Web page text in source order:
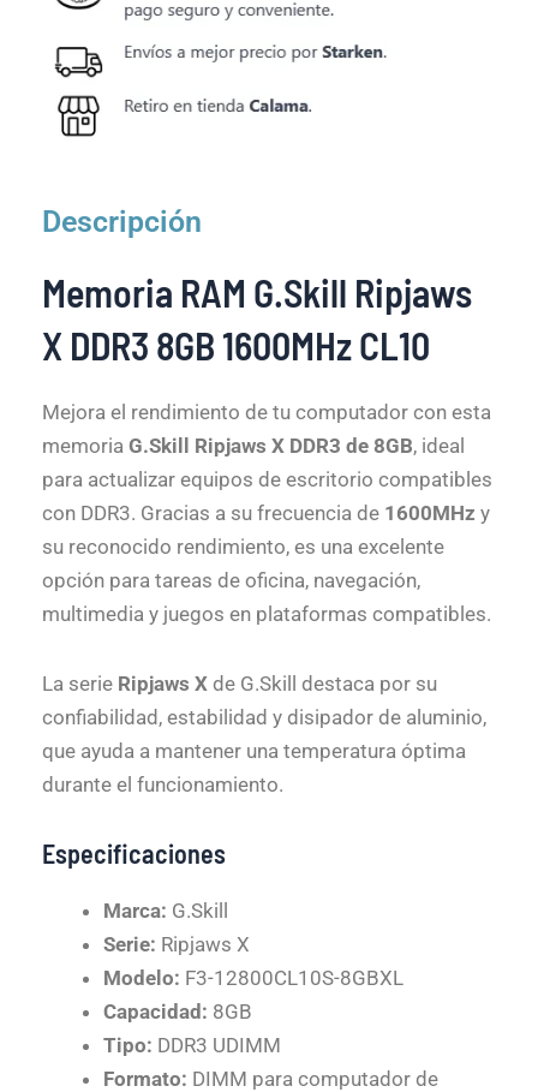
Descripción
Memoria RAM G.Skill Ripjaws
X DDR3 8GB 1600MHz CL10
Mejora el rendimiento de tu computador con esta
memoria G.Skill Ripjaws X DDR3 de 8GB, ideal
para actualizar equipos de escritorio compatibles
con DDR3. Gracias a su frecuencia de 1600MHz y
su reconocido rendimiento, es una excelente
opción para tareas de oficina, navegación,
multimedia y juegos en plataformas compatibles.
La serie Ripjaws X de G.Skill destaca por su
confiabilidad, estabilidad y disipador de aluminio,
que ayuda a mantener una temperatura óptima
durante el funcionamiento.
Especificaciones
Marca: G.Skill
Serie: Ripjaws X
Modelo: F3-12800CL10S-8GBXL
Capacidad: 8GB
Tipo: DDR3 UDIMM
Formato: DIMM para computador de